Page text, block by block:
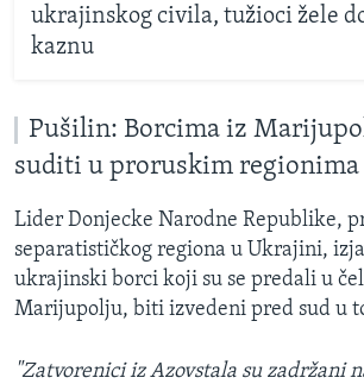
ukrajinskog civila, tužioci žele
kaznu
Pušilin: Borcima iz
suditi u proruskim regionima
Lider Donjecke Narodne Republike,
separatističkog regiona u Ukrajini,
ukrajinski borci koji su se predali u
Marijupolju, biti izvedeni pred sud u
"Zatvorenici iz Azovstala su zadržani